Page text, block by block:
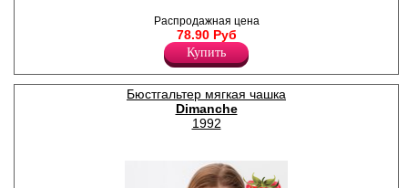
поясу и ножке, полностью
гипюровые по задней
детали, по бокам
декоративные бантики.
Лайкра 5%
Хлопок 95%
Распродажная цена
78.90 Руб
Купить
Бюстгальтер мягкая чашка
Dimanche
1992